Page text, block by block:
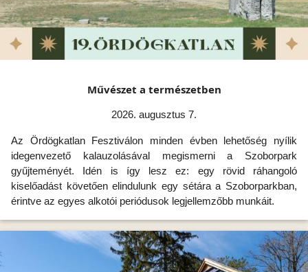
Művészet a természetben
2026. augusztus 7.
Az Ördögkatlan Fesztiválon minden évben lehetőség nyílik
idegenvezető kalauzolásával megismerni a Szoborpark
gyűjteményét. Idén is így lesz ez: egy rövid ráhangoló
kiselőadást követően elindulunk egy sétára a Szoborparkban,
érintve az egyes alkotói periódusok legjellemzőbb munkáit.